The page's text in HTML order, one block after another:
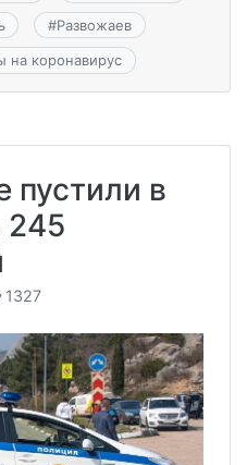
#Развожаев
на коронавирус
пустили в
245
1327